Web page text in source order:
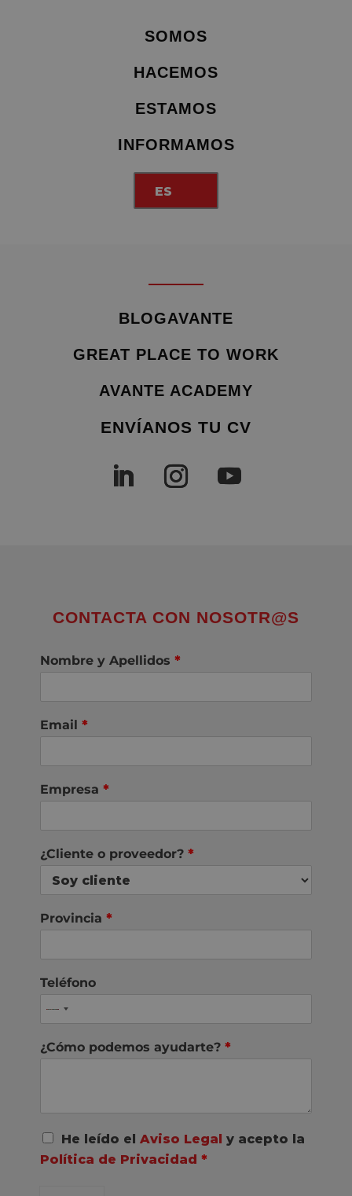
SOMOS
HACEMOS
ESTAMOS
INFORMAMOS
ES
BLOGAVANTE
GREAT PLACE TO WORK
AVANTE ACADEMY
ENVÍANOS TU CV
CONTACTA CON NOSOTR@S
Nombre y Apellidos *
Email *
Empresa *
¿Cliente o proveedor? *
Provincia *
Teléfono
¿Cómo podemos ayudarte? *
A
c
u
He leído el Aviso Legal y acepto la
Política de Privacidad *